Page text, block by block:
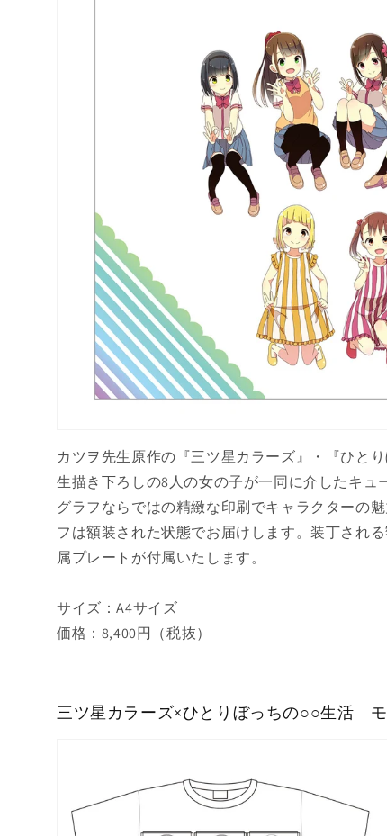
カツヲ先生原作の『三ツ星カラーズ』・『ひと
生描き下ろしの8人の女の子が一同に介したキ
グラフならではの精緻な印刷でキャラクターの
フは額装された状態でお届けします。装丁され
属プレートが付属いたします。
サイズ：A4サイズ
価格：8,400円（税抜）
三ツ星カラーズ×ひとりぼっちの○○生活 モ